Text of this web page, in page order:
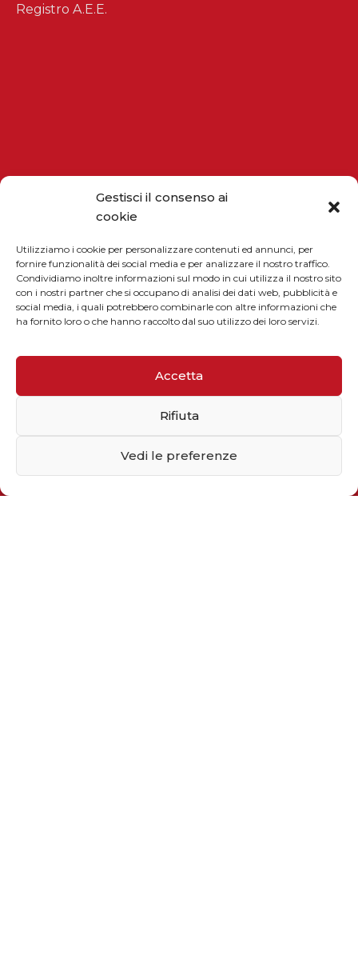
Gestisci il consenso ai
cookie
Utilizziamo i cookie per personalizzare contenuti ed annunci, per
fornire funzionalità dei social media e per analizzare il nostro traffico.
Condividiamo inoltre informazioni sul modo in cui utilizza il nostro sito
con i nostri partner che si occupano di analisi dei dati web, pubblicità e
social media, i quali potrebbero combinarle con altre informazioni che
ha fornito loro o che hanno raccolto dal suo utilizzo dei loro servizi.
Accetta
Rifiuta
Vedi le preferenze
Registro A.E.E.
CONTATTI
Telefono / Fax
+39 055 9110077
support@solarmg.it